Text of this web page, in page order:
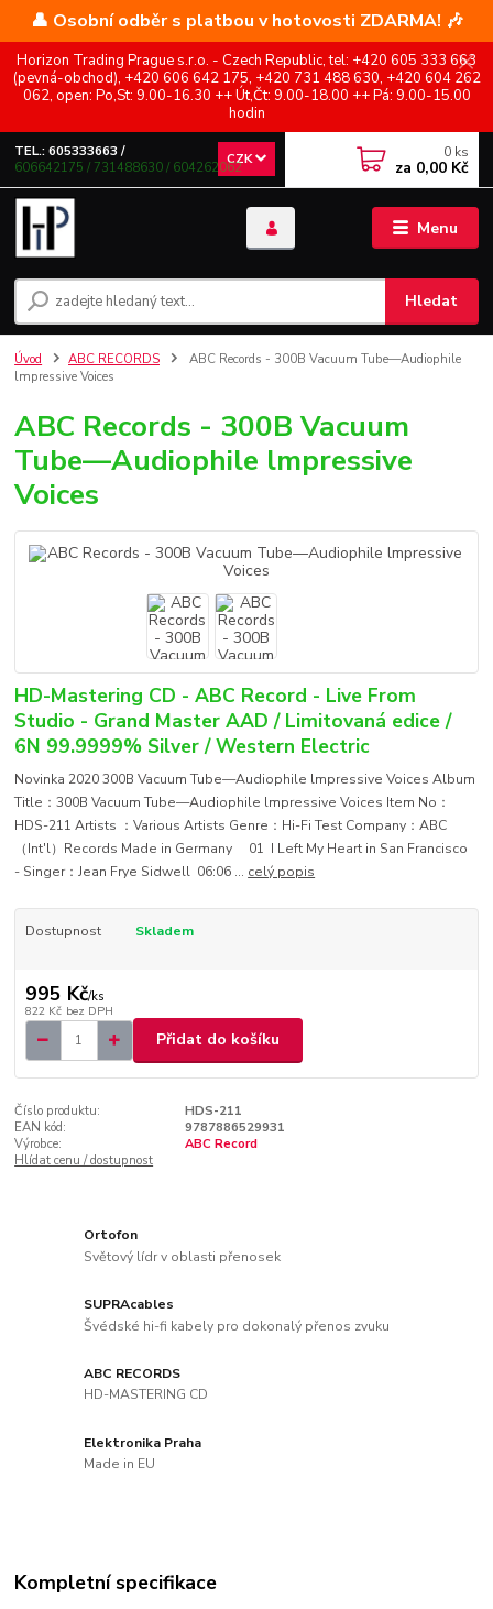
👤 Osobní odběr s platbou v hotovosti ZDARMA! 🎶
Horizon Trading Prague s.r.o. - Czech Republic, tel: +420 605 333 663
(pevná-obchod), +420 606 642 175, +420 731 488 630, +420 604 262
062, open: Po,St: 9.00-16.30 ++ Út,Čt: 9.00-18.00 ++ Pá: 9.00-15.00
hodin
Menu
CZK
Hledat
TEL.: 605333663 /
606642175 / 731488630 / 604262062
0 ks
za 0,00 Kč
Úvod ABC RECORDS
ABC Records - 300B Vacuum Tube—Audiophile
lmpressive Voices
ABC Records - 300B Vacuum
Tube—Audiophile lmpressive
Voices
HD-Mastering CD - ABC Record - Live From
Studio - Grand Master AAD / Limitovaná edice /
6N 99.9999% Silver / Western Electric
Novinka 2020 300B Vacuum Tube—Audiophile lmpressive Voices Album
Title：300B Vacuum Tube—Audiophile lmpressive Voices Item No：
HDS-211 Artists ：Various Artists Genre：Hi-Fi Test Company：ABC
（Int'l）Records Made in Germany 01 I Left My Heart in San Francisco
- Singer：Jean Frye Sidwell 06:06 ... celý popis
Dostupnost Skladem
995 Kč/ks
822 Kč bez DPH
Přidat do košíku
Číslo produktu:
HDS-211
EAN kód:
9787886529931
Výrobce:
ABC Record
Hlídat cenu / dostupnost
Ortofon
Světový lídr v oblasti přenosek
SUPRAcables
Švédské hi-fi kabely pro dokonalý přenos zvuku
ABC RECORDS
HD-MASTERING CD
Elektronika Praha
Made in EU
Kompletní specifikace